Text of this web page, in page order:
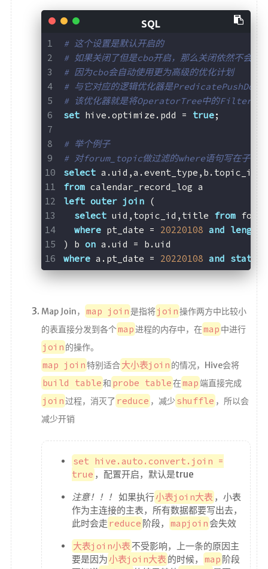
# 这个设置是默认开启的
# 如果关闭了但是cbo开启，那么关闭依然不会生
# 因为cbo会自动使用更为高级的优化计划
# 与它对应的逻辑优化器是PredicatePushDown
# 该优化器就是将OperatorTree中的
set hive.optimize.pdd = true;
# 举个例子
# 对forum_topic做过滤的where语句写在子查询
select
from calendar_record_log a
left outer join (
select uid,topic_id,title from
where pt_date = 20220108 and length
) b on a.uid = b.uid
where a.pt_date = 20220108 and status
Map Join， map join是指将join操作两方中比较小
的表直接分发到各个map进程的内存中，在map 中进行
join 的操作。
map join特别适合大小表join 的情况，Hive会将
build table和 probe table在map端直接完成
join过程，消灭了 reduce ，减少 shuffle ，所以会
减少开销
set hive.auto.convert.join =
true ，配置开启，默认是true
注意！！！ 如果执行小表join大表 ，小表
作为主连接的主表，所有数据都要写出去，
此时会走 reduce 阶段， mapjoin 会失效
大表join小表 不受影响，上一条的原因主
要是因为小表join大表 的时候， map 阶段